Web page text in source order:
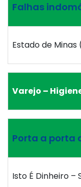
Falhas
Estado de
Varejo –
Porta a porta
Isto É Dinheiro –